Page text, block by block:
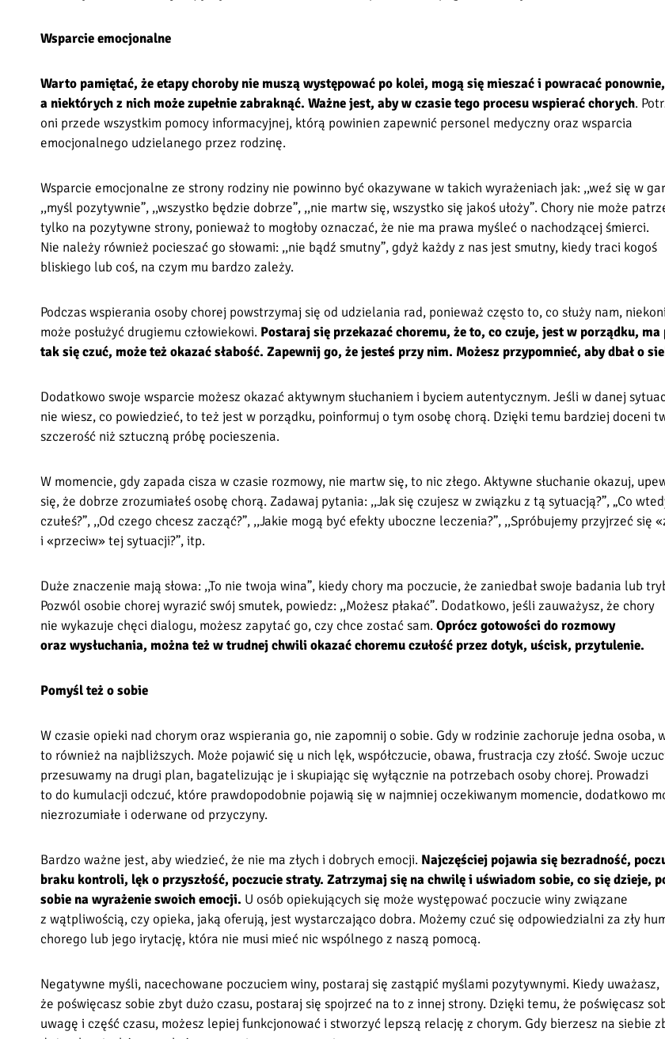
Wsparcie emocjonalne
Warto pamiętać, że etapy choroby nie muszą występować po kolei, mogą się mieszać i powracać ponownie,
a niektórych z nich może zupełnie zabraknąć. Ważne jest, aby w czasie tego procesu wspierać chorych.
oni przede wszystkim pomocy informacyjnej, którą powinien zapewnić personel medyczny oraz wsparcia
emocjonalnego udzielanego przez rodzinę.
Wsparcie emocjonalne ze strony rodziny nie powinno być okazywane w takich wyrażeniach jak: ,,weź się w
,,myśl pozytywnie”, ,,wszystko będzie dobrze”, ,,nie martw się, wszystko się jakoś ułoży”. Chory nie może
tylko na pozytywne strony, ponieważ to mogłoby oznaczać, że nie ma prawa myśleć o nachodzącej śmierci.
Nie należy również pocieszać go słowami: ,,nie bądź smutny”, gdyż każdy z nas jest smutny, kiedy traci kogoś
bliskiego lub coś, na czym mu bardzo zależy.
Podczas wspierania osoby chorej powstrzymaj się od udzielania rad, ponieważ często to, co służy nam,
może posłużyć drugiemu człowiekowi. Postaraj się przekazać choremu, że to, co czuje, jest w porządku, ma
tak się czuć, może też okazać słabość. Zapewnij go, że jesteś przy nim. Możesz przypomnieć, aby dbał o
Dodatkowo swoje wsparcie możesz okazać aktywnym słuchaniem i byciem autentycznym. Jeśli w danej
nie wiesz, co powiedzieć, to też jest w porządku, poinformuj o tym osobę chorą. Dzięki temu bardziej doceni
szczerość niż sztuczną próbę pocieszenia.
W momencie, gdy zapada cisza w czasie rozmowy, nie martw się, to nic złego. Aktywne słuchanie okazuj,
się, że dobrze zrozumiałeś osobę chorą. Zadawaj pytania: ,,Jak się czujesz w związku z tą sytuacją?”, „Co
czułeś?”, ,,Od czego chcesz zacząć?”, ,,Jakie mogą być efekty uboczne leczenia?”, ,,Spróbujemy przyjrzeć się
i «przeciw» tej sytuacji?”, itp.
Duże znaczenie mają słowa: ,,To nie twoja wina”, kiedy chory ma poczucie, że zaniedbał swoje badania lub
Pozwól osobie chorej wyrazić swój smutek, powiedz: ,,Możesz płakać”. Dodatkowo, jeśli zauważysz, że chory
nie wykazuje chęci dialogu, możesz zapytać go, czy chce zostać sam. Oprócz gotowości do rozmowy
oraz wysłuchania, można też w trudnej chwili okazać choremu czułość przez dotyk, uścisk, przytulenie.
Pomyśl też o sobie
W czasie opieki nad chorym oraz wspierania go, nie zapomnij o sobie. Gdy w rodzinie zachoruje jedna osoba,
to również na najbliższych. Może pojawić się u nich lęk, współczucie, obawa, frustracja czy złość. Swoje
przesuwamy na drugi plan, bagatelizując je i skupiając się wyłącznie na potrzebach osoby chorej. Prowadzi
to do kumulacji odczuć, które prawdopodobnie pojawią się w najmniej oczekiwanym momencie, dodatkowo
niezrozumiałe i oderwane od przyczyny.
Bardzo ważne jest, aby wiedzieć, że nie ma złych i dobrych emocji. Najczęściej pojawia się bezradność,
braku kontroli, lęk o przyszłość, poczucie straty. Zatrzymaj się na chwilę i uświadom sobie, co się dzieje,
sobie na wyrażenie swoich emocji. U osób opiekujących się może występować poczucie winy związane
z wątpliwością, czy opieka, jaką oferują, jest wystarczająco dobra. Możemy czuć się odpowiedzialni za zły
chorego lub jego irytację, która nie musi mieć nic wspólnego z naszą pomocą.
Negatywne myśli, nacechowane poczuciem winy, postaraj się zastąpić myślami pozytywnymi. Kiedy uważasz,
że poświęcasz sobie zbyt dużo czasu, postaraj się spojrzeć na to z innej strony. Dzięki temu, że poświęcasz
uwagę i część czasu, możesz lepiej funkcjonować i stworzyć lepszą relację z chorym. Gdy bierzesz na siebie